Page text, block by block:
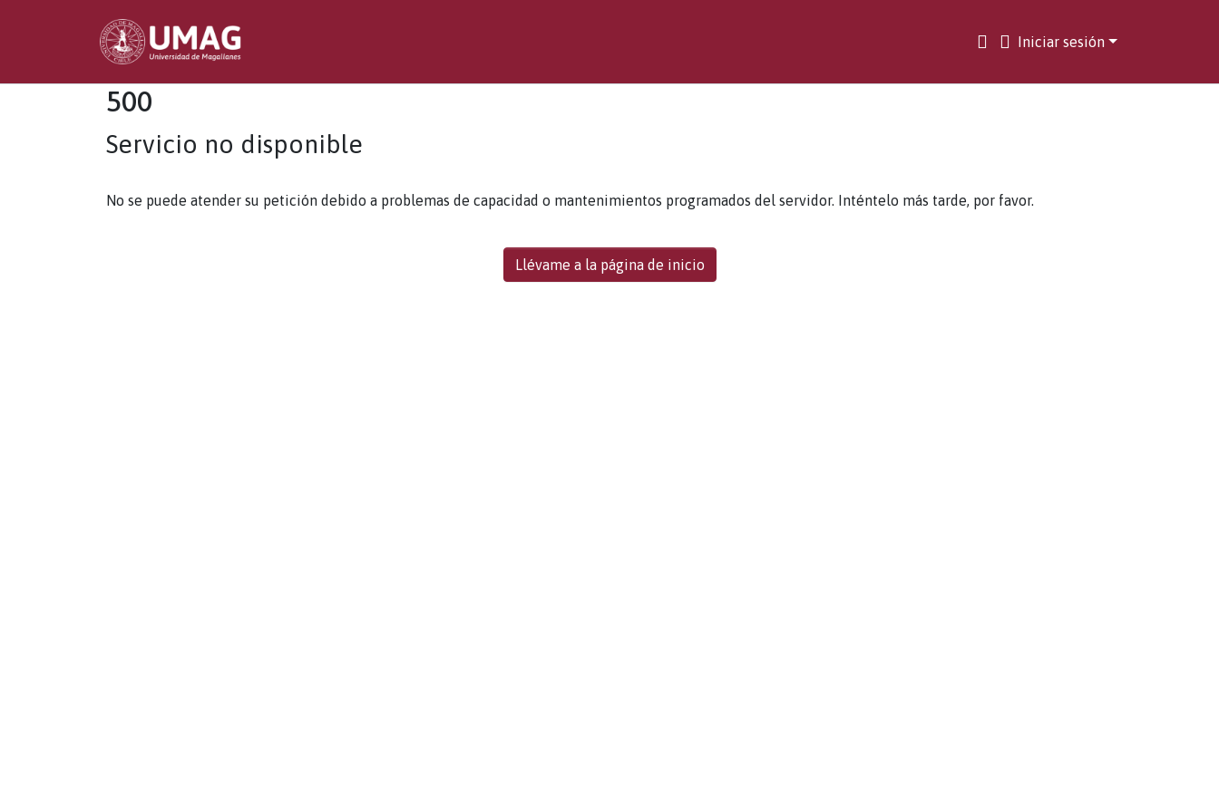
Iniciar sesión
500
Servicio no disponible
No se puede atender su petición debido a problemas de capacidad o mantenimientos programados del servidor. Inténtelo más tarde, por favor.
Llévame a la página de inicio